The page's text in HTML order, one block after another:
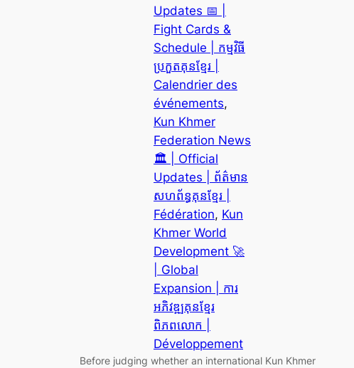
Updates 📅 |
Fight Cards &
Schedule | កម្មវិធី
ប្រកួតគុនខ្មែរ |
Calendrier des
événements
Kun Khmer
Federation News
🏛️ | Official
Updates | ព័ត៌មាន
សហព័ន្ធគុនខ្មែរ |
Fédération, Kun
Khmer World
Development 🚀
| Global
Expansion | ការ
អភិវឌ្ឍគុនខ្មែរ
ពិភពលោក |
Développement
Before judging whether an international Kun Khmer